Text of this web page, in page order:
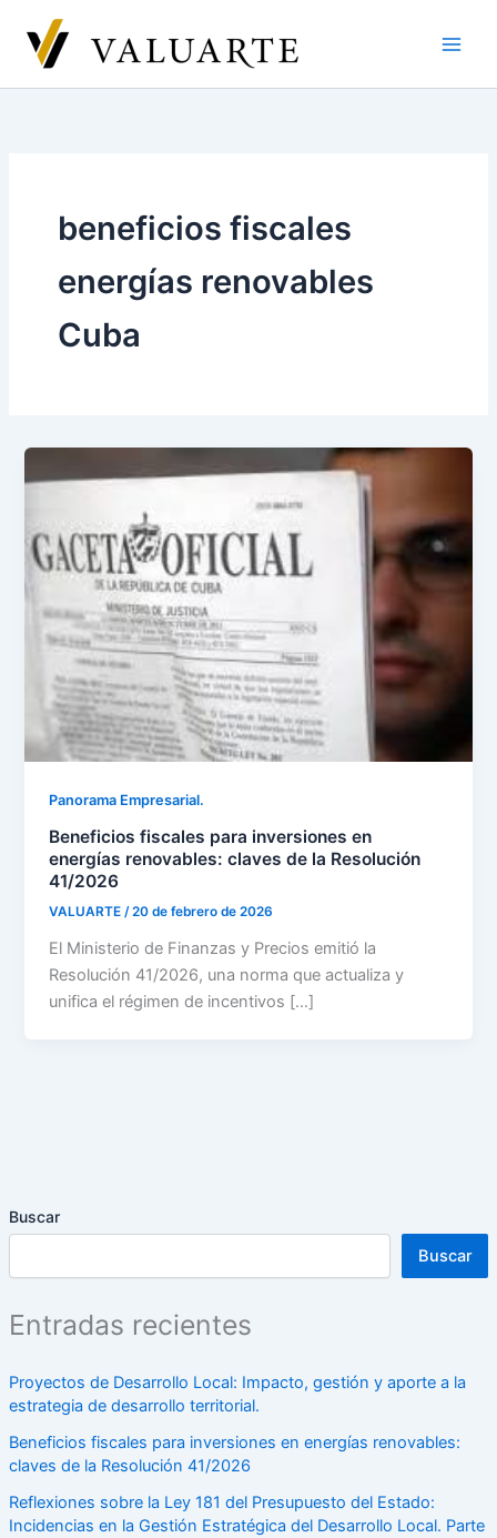
contenido
Buscar
Buscar
Entradas recientes
Proyectos de Desarrollo Local: Impacto, gestión y aporte a la
estrategia de desarrollo territorial.
Beneficios fiscales para inversiones en energías renovables:
claves de la Resolución 41/2026
Reflexiones sobre la Ley 181 del Presupuesto del Estado:
Incidencias en la Gestión Estratégica del Desarrollo Local. Parte
beneficios fiscales
energías renovables
Cuba
Panorama Empresarial.
Beneficios fiscales para inversiones en
energías renovables: claves de la Resolución
41/2026
VALUARTE/20 de febrero de 2026
El Ministerio de Finanzas y Precios emitió la
Resolución 41/2026, una norma que actualiza y
unifica el régimen de incentivos […]